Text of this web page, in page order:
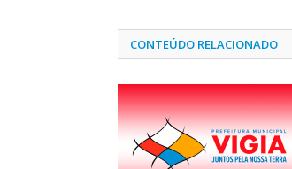
CONTEÚDO RELACIONADO